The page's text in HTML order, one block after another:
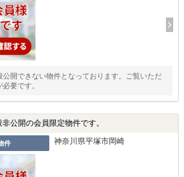
公開できない物件となっております。ご覧いただ
要です。
公開の会員限定物件です。
件 神奈川県平塚市岡崎